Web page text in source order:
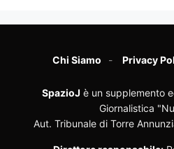
Chi Siamo Privacy
SpazioJ è un supplemento
Giornalistica
Aut. Tribunale di Torre